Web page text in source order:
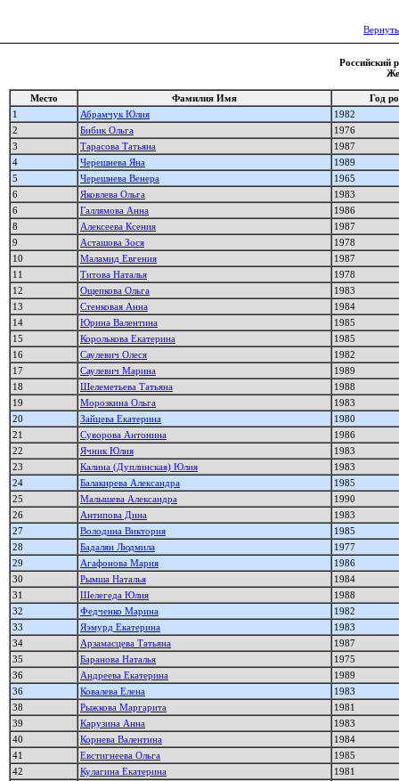
Российский
Место Фамилия Имя
Год
1
Абрамчук Юлия
1982
2
Бибик Ольга
1976
3
Тарасова Татьяна
1987
4
Черешнева Яна
1989
5
Черешнева Венера
1965
6
Яковлева Ольга
1983
6
Галлямова Анна
1986
8
Алексеева Ксения
1987
9
Асташова Зося
1978
10
Маламид Евгения
1987
11
Титова Наталья
1978
12
Ощепкова Ольга
1983
13
Стенковая Анна
1984
14
Юрина Валентина
1985
15
Королькова Екатерина
1985
16
Саулевич Олеся
1982
17
Саулевич Марина
1989
18
Шелеметьева Татьяна
1988
19
Морозкина Ольга
1983
20
Зайцева Екатерина
1980
21
Суворова Антонина
1986
22
Ячник Юлия
1983
23
Калина (Дуплинская) Юлия
1983
24
Балакирева Александра
1985
25
Малышева Александра
1990
26
Антипова Дина
1983
27
Володина Виктория
1985
28
Бадалян Людмила
1977
29
Агафонова Мария
1986
30
Рымша Наталья
1984
31
Шелегеда Юлия
1988
32
Федченко Марина
1982
33
Яэмурд Екатерина
1983
34
Арзамасцева Татьяна
1987
35
Баранова Наталья
1975
36
Андреева Екатерина
1989
36
Ковалева Елена
1983
38
Рыжкова Маргарита
1981
39
Карузина Анна
1983
40
Корнева Валентина
1984
41
Евстигнеева Ольга
1985
42
Кулагина Екатерина
1981